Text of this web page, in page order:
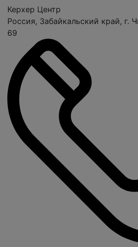
Керхер Центр
Россия, Забайкальский край, г.
69